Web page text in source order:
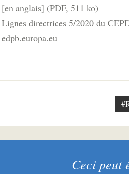
[en anglais] (PDF, 511 ko)
Lignes directrices 5/2020 du
edpb.europa.eu
Ceci peut